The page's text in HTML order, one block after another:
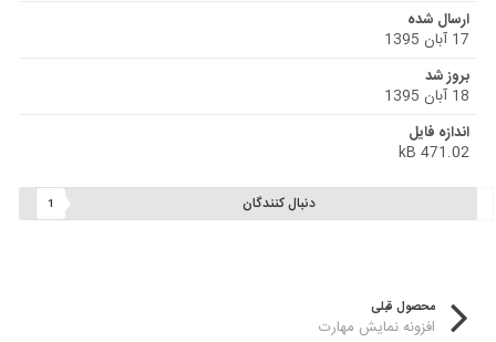
ارسال شده
17 آبان 1395
بروز شد
18 آبان 1395
اندازه فایل
471.02 kB
دنبال کنندگان 1
محصول قبلی
افزونه نمایش مهارت